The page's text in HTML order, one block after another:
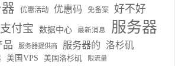
优惠活动 优惠码 免备案
好不好
支付宝 数据中心 最新消息 服务器
品 服务器提供商 服务器的 洛杉矶
美国VPS 美国洛杉矶 限流量